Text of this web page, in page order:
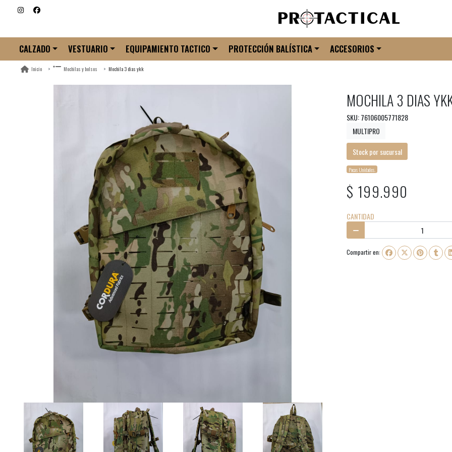
CALZADO VESTUARIO EQUIPAMIENTO TACTICO PROTECCIÓN BALÍSTICA ACCESORIOS
Inicio Mochilas y bolsos Mochila 3 dias ykk
MOCHILA 3 DIAS
SKU: 76106005771828
MULTIPRO
Stock por sucursal
Pocas Unidades.
$ 199.990
CANTIDAD
Compartir en: